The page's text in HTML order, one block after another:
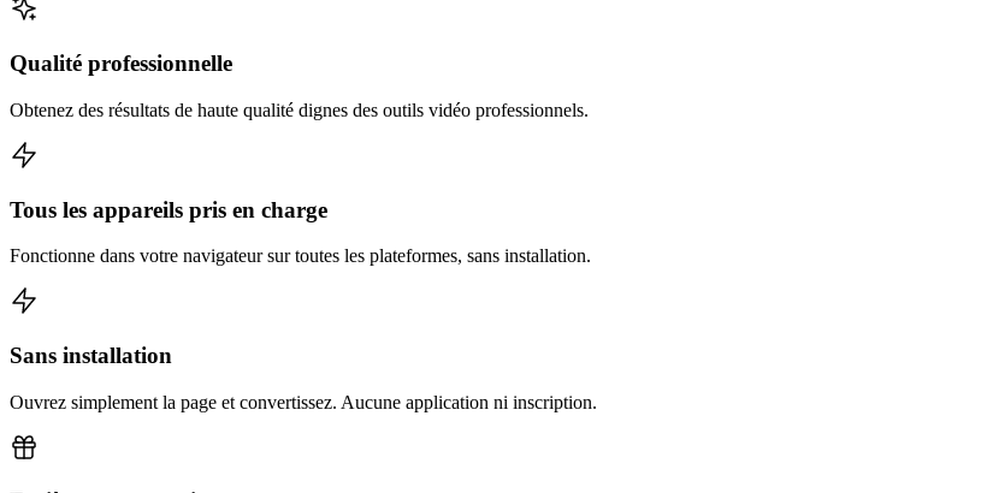
Qualité professionnelle
Obtenez des résultats de haute qualité dignes des outils vidéo professionnels.
Tous les appareils pris en charge
Fonctionne dans votre navigateur sur toutes les plateformes, sans installation.
Sans installation
Ouvrez simplement la page et convertissez. Aucune application ni inscription.